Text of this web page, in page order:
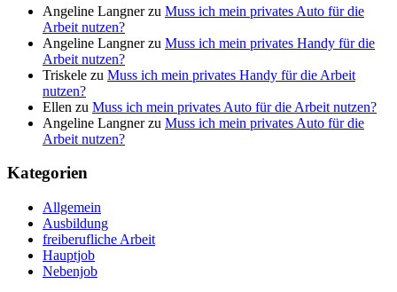
Angeline Langnerzu Muss ich mein privates Auto für die
Arbeit nutzen?
Angeline Langnerzu Muss ich mein privates Handy für die
Arbeit nutzen?
Triskele zu Muss ich mein privates Handy für die Arbeit
nutzen?
Ellen zu Muss ich mein privates Auto für die Arbeit nutzen?
Angeline Langnerzu Muss ich mein privates Auto für die
Arbeit nutzen?
Kategorien
Allgemein
Ausbildung
freiberufliche Arbeit
Hauptjob
Nebenjob